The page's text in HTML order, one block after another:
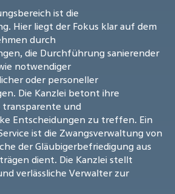
ist die
Hier liegt der Fokus klar auf dem
durch
die Durchführung sanierender
notwendiger
oder personeller
Die Kanzlei betont ihre
transparente und
Entscheidungen zu treffen. Ein
ist die Zwangsverwaltung von
der Gläubigerbefriedigung aus
dient. Die Kanzlei stellt
verlässliche Verwalter zur